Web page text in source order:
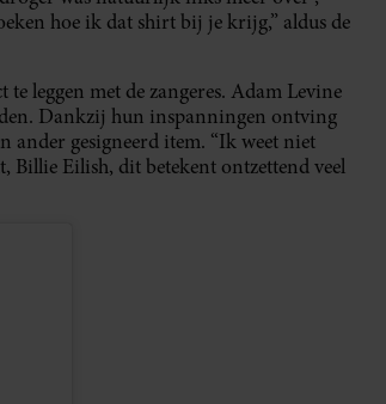
hoe ik dat shirt bij je krijg,” aldus de
leggen met de zangeres. Adam Levine
Dankzij hun inspanningen ontving
ander gesigneerd item. “Ik weet niet
Billie Eilish, dit betekent ontzettend veel